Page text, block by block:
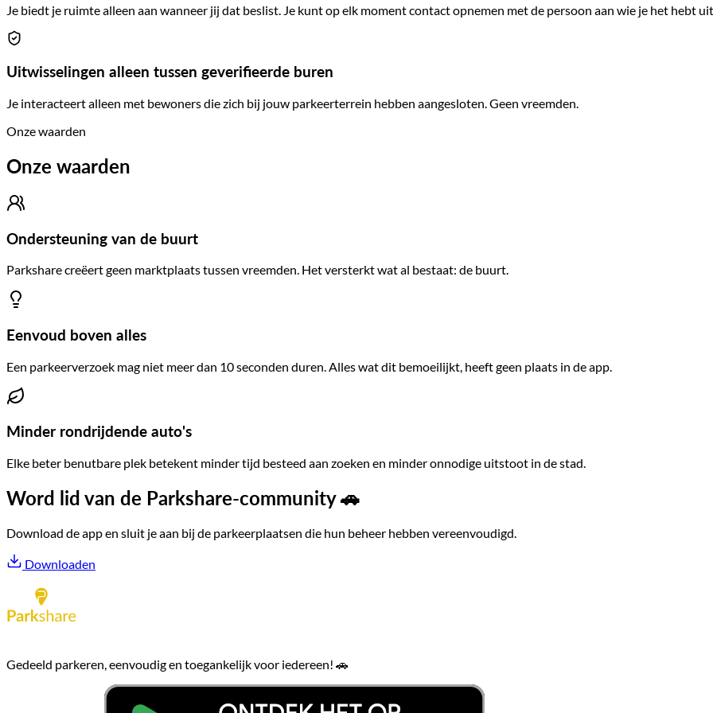
Je biedt je ruimte alleen aan wanneer jij dat beslist. Je kunt op elk moment contact opnemen met de persoon aan wie je het hebt
Uitwisselingen alleen tussen geverifieerde buren
Je interacteert alleen met bewoners die zich bij jouw parkeerterrein hebben aangesloten. Geen vreemden.
Onze waarden
Onze waarden
Ondersteuning van de buurt
Parkshare creëert geen marktplaats tussen vreemden. Het versterkt wat al bestaat: de buurt.
Eenvoud boven alles
Een parkeerverzoek mag niet meer dan 10 seconden duren. Alles wat dit bemoeilijkt, heeft geen plaats in de app.
Minder rondrijdende auto's
Elke beter benutbare plek betekent minder tijd besteed aan zoeken en minder onnodige uitstoot in de stad.
Word lid van de Parkshare-community 🚗
Download de app en sluit je aan bij de parkeerplaatsen die hun beheer hebben vereenvoudigd.
Downloaden
Gedeeld parkeren, eenvoudig en toegankelijk voor iedereen! 🚗